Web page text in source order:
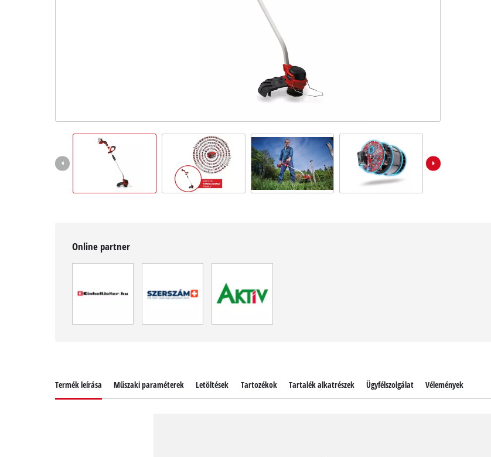
Online partner
Termék leírása Műszaki paraméterek Letöltések Tartozékok Tartalék alkatrészek Ügyfélszolgálat Vélemények